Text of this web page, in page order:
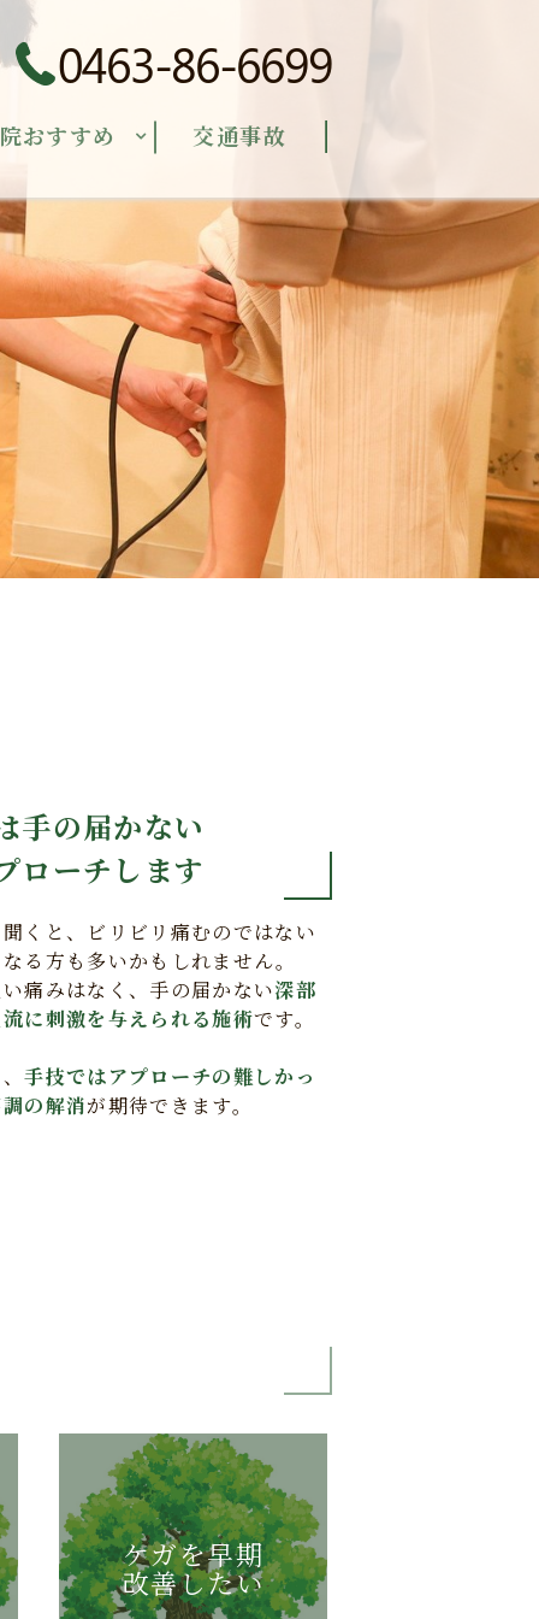
0463-86-6699
おすすめ 交通事故
手の届かない
ローチします
くと、ビリビリ痛むのではない
る方も多いかもしれません。
痛みはなく、手の届かない深部
に刺激を与えられる施術です。
手技ではアプローチの難しかっ
の解消が期待できます。
ケガを早期
改善したい